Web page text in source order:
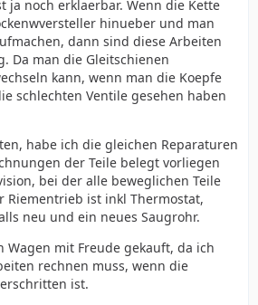
ja noch erklaerbar. Wenn die Kette
hinueber und man
dann sind diese Arbeiten
Da man die Gleitschienen
kann, wenn man die Koepfe
schlechten Ventile gesehen haben
habe ich die gleichen Reparaturen
der Teile belegt vorliegen
bei der alle beweglichen Teile
Riementrieb ist inkl Thermostat,
neu und ein neues Saugrohr.
Wagen mit Freude gekauft, da ich
rechnen muss, wenn die
ist.